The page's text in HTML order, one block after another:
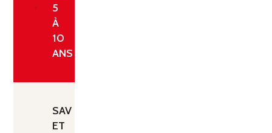
5
À
10
ANS
SAV
ET